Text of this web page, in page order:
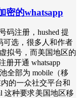
密的whatsapp
码注册，hushed 提
可选，很多人和作者
拟号，而美国地区的
册开通 whatsapp
全部为 mobile（移
的一众社交平台和
这种要求美国地区移